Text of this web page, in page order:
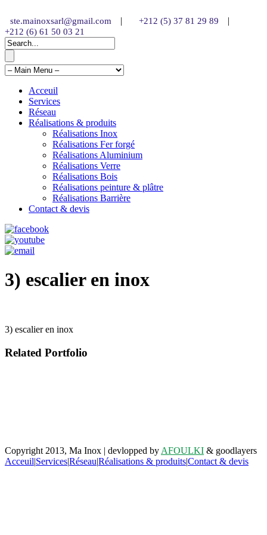
ste.mainoxsarl@gmail.com | +212 (5) 37 81 29 89 |
+212 (6) 61 50 03 21
Acceuil
Services
Réseau
Réalisations & produits
Réalisations Inox
Réalisations Fer forgé
Réalisations Aluminium
Réalisations Verre
Réalisations Bois
Réalisations peinture & plâtre
Réalisations Barrière
Contact & devis
3) escalier en inox
3) escalier en inox
Related Portfolio
Copyright 2013, Ma Inox | devlopped by AFOULKI & goodlayers
Acceuil|Services|Réseau|Réalisations & produits|Contact & devis